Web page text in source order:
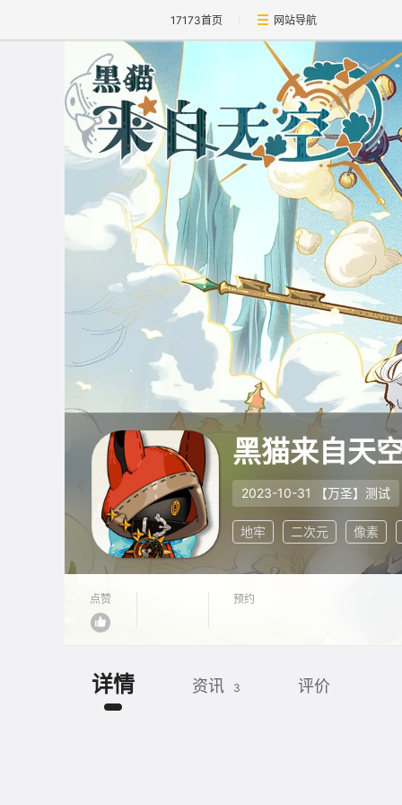
17173首页 网站导航
黑猫来自天
2023-10-31 【万圣】测试
地牢 二次元 像素
点赞 预约
详情 资讯 3 评价